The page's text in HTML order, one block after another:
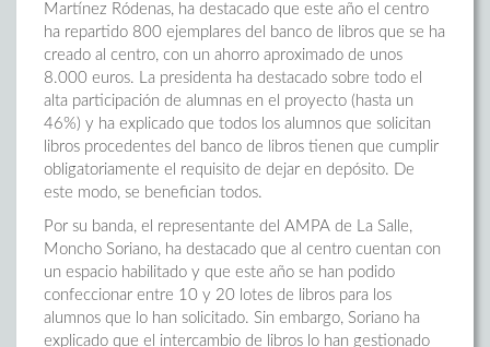
Martínez Ródenas, ha destacado que este año el centro
ha repartido 800 ejemplares del banco de libros que se ha
creado al centro, con un ahorro aproximado de unos
8.000 euros. La presidenta ha destacado sobre todo el
alta participación de alumnas en el proyecto (hasta un
46%) y ha explicado que todos los alumnos que solicitan
libros procedentes del banco de libros tienen que cumplir
obligatoriamente el requisito de dejar en depósito. De
este modo, se benefician todos.
Por su banda, el representante del AMPA de La Salle,
Moncho Soriano, ha destacado que al centro cuentan con
un espacio habilitado y que este año se han podido
confeccionar entre 10 y 20 lotes de libros para los
alumnos que lo han solicitado. Sin embargo, Soriano ha
explicado que el intercambio de libros lo han gestionado